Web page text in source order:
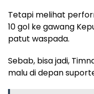
Tetapi melihat
10 gol ke gawang
patut waspada.
Sebab, bisa jadi,
malu di depan